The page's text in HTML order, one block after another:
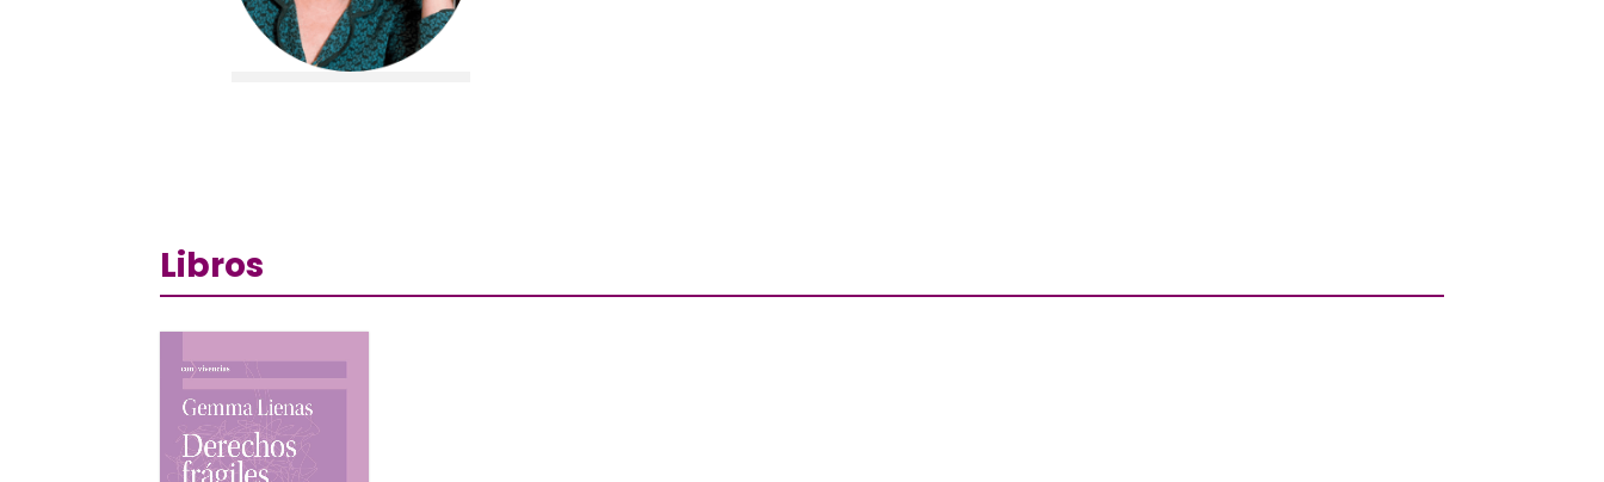
Libros